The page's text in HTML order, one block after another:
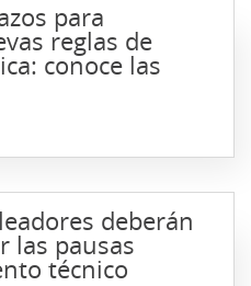
para
reglas de
conoce las
deberán
las pausas
técnico